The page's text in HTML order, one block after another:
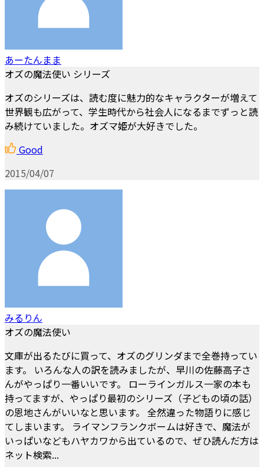
あーたんまま
オズの魔法使い シリーズ
オズのシリーズは、読む度に魅力的なキャラクターが増えて
世界観も広がって、学生時代から社会人になるまでずっと読
み続けていました。オズマ姫が大好きでした。
Good
2015/04/07
みるりん
オズの魔法使い
文庫が出るたびに買って、オズのグリンダまで全巻持ってい
ます。 いろんな人の訳を読みましたが、早川の佐藤高子さ
んがやっぱり一番いいです。 ローラインガルス一家の本も
持ってますが、やっぱり最初のシリーズ（子どもの頃の話）
の恩地さんがいいなと思います。 全然違った物語りに感じ
てしまいます。 ライマンフランクボームは好きで、魔法が
いっぱいなどもハヤカワから出ているので、ぜひ読んだ方は
ネット検索...